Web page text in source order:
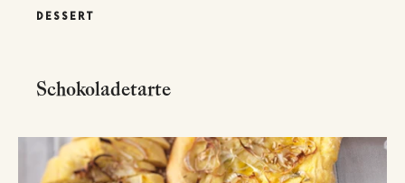
DESSERT
Schokoladetarte